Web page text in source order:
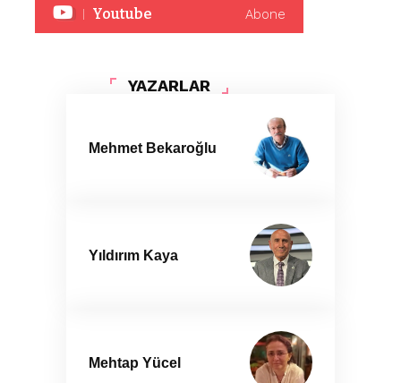
Youtube Abone
YAZARLAR
Mehmet Bekaroğlu
Yıldırım Kaya
Mehtap Yücel